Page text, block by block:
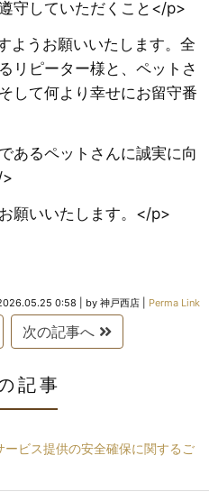
守していただくこと</p>
ようお願いいたします。​全
リピーター様と、ペットさ
して何より幸せにお留守番
あるペットさんに誠実に向
願いいたします。</p>
0:58 by 神戸西店 Perma Link
次の記事へ
記事
ービス提供の安全確保に関するご